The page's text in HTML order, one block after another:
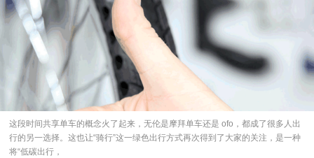
这段时间共享单车的概念火了起来，无伦是摩拜单车还是 ofo，都成了很多人出
行的另一选择。这也让“骑行”这一绿色出行方式再次得到了大家的关注，是一种
将“低碳出行，